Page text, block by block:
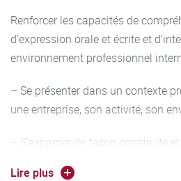
Outils linguistiques
– Travailler entre autres les
alphabet, vocabulaire
politesse, possession,
Renforcer les capacités de
d’expression orale et écrite et
environnement professionnel
– Se présenter dans un contexte
une entreprise, son activité, son
– S’exprimer de façon construite
Lire plus